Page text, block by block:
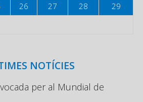
26 27 28
29
NOTÍCIES
per al Mundial de